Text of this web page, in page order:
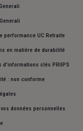
performance UC Retraite
en matière de durabilité
d'informations clés PRIIPS
: non conforme
données personnelles